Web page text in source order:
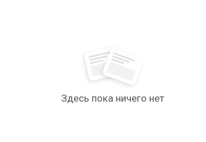
Здесь пока ничего нет